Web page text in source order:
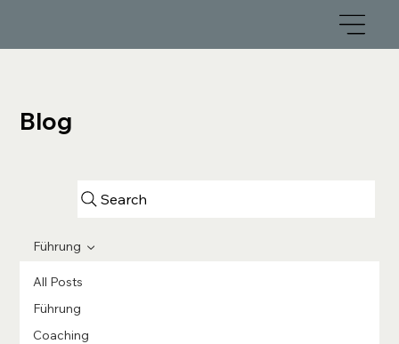
Blog
All Posts
Führung
Coaching
Führung
Search